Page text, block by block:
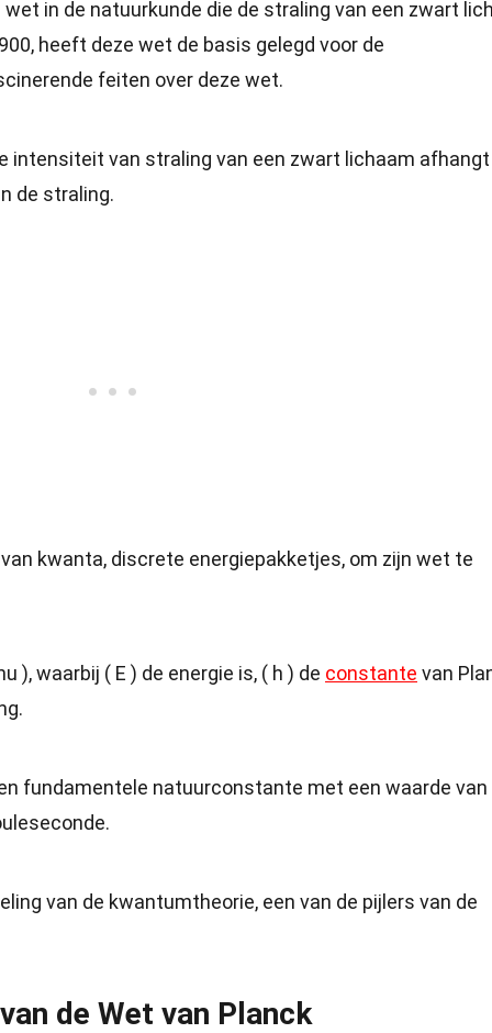
in de natuurkunde die de straling van een zwart
heeft deze wet de basis gelegd voor de
feiten over deze wet.
intensiteit van straling van een zwart lichaam
de straling.
kwanta, discrete energiepakketjes, om zijn wet te
), waarbij ( E ) de energie is, ( h ) de constante van
fundamentele natuurconstante met een waarde van
van de kwantumtheorie, een van de pijlers van de
de Wet van Planck